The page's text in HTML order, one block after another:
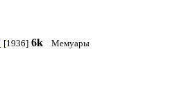
[1936] 6k Мемуары